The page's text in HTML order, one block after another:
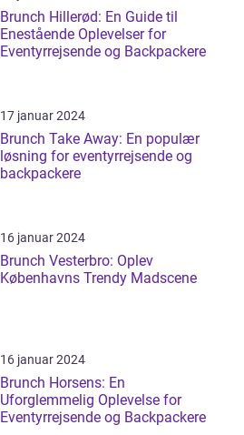
Brunch Hillerød: En Guide til
Enestående Oplevelser for
Eventyrrejsende og Backpackere
17 januar 2024
Brunch Take Away: En populær
løsning for eventyrrejsende og
backpackere
16 januar 2024
Brunch Vesterbro: Oplev
Københavns Trendy Madscene
16 januar 2024
Brunch Horsens: En
Uforglemmelig Oplevelse for
Eventyrrejsende og Backpackere